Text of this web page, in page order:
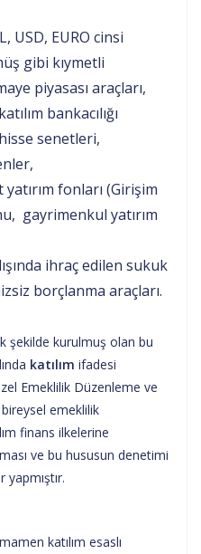
USD, EURO cinsi
gibi kıymetli
piyasası araçları,
bankacılığı
senetleri,
fonları (Girişim
gayrimenkul yatırım
ihraç edilen sukuk
borçlanma araçları.
şekilde kurulmuş olan bu
katılım ifadesi
Emeklilik Düzenleme ve
emeklilik
finans ilkelerine
ve bu hususun denetimi
katılım esaslı